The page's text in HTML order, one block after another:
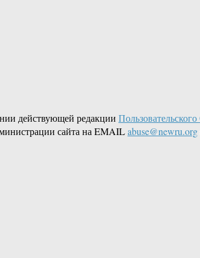
действующей редакции
сайта на EMAILabuse@newru.org